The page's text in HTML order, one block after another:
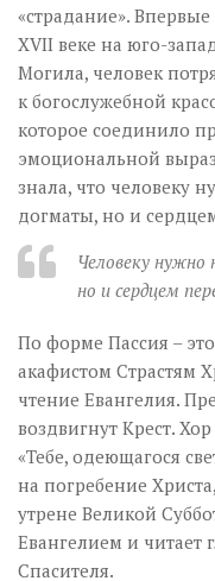
«страдание».
XVII веке на юго-
Могила, человек
к богослужебной
которое соединило
эмоциональной
знала, что человеку
догматы, но и
Человеку
но и сердцем
По форме Пассия –
акафистом Страстям
чтение Евангелия.
воздвигнут Крест.
«Тебе, одеющагося
на погребение
утрене Великой
Евангелием и читает
Спасителя.